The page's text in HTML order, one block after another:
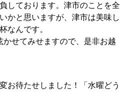
しております。津市のことを全
かと思いますが、津市は美味し
なんです。
かせてみせますので、是非お越
お待たせしました！「水曜どう